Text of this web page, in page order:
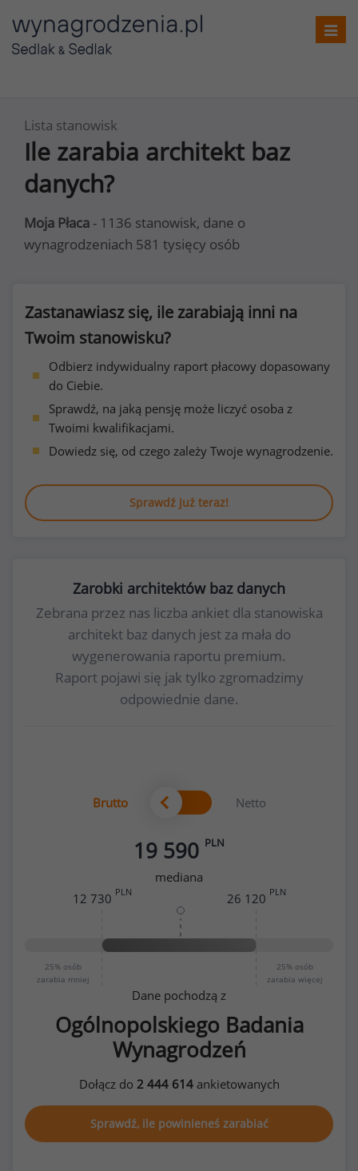
Lista stanowisk
Ile zarabia architekt baz
danych?
Moja Płaca - 1136 stanowisk, dane o
wynagrodzeniach 581 tysięcy osób
Zastanawiasz się, ile zarabiają inni na
Twoim stanowisku?
Odbierz indywidualny raport płacowy dopasowany
do Ciebie.
Sprawdź, na jaką pensję może liczyć osoba z
Twoimi kwalifikacjami.
Dowiedz się, od czego zależy Twoje wynagrodzenie.
Sprawdź już teraz!
Zarobki architektów baz danych
Zebrana przez nas liczba ankiet dla stanowiska
architekt baz danych jest za mała do
wygenerowania raportu premium.
Raport pojawi się jak tylko zgromadzimy
odpowiednie dane.
Brutto Netto
19 590 PLN
mediana
25% osób
zarabia mniej
25% osób
zarabia więcej
12 730 PLN 26 120 PLN
Dane pochodzą z
Ogólnopolskiego Badania
Wynagrodzeń
Dołącz do 2 444 614ankietowanych
Sprawdź, ile powinieneś zarabiać